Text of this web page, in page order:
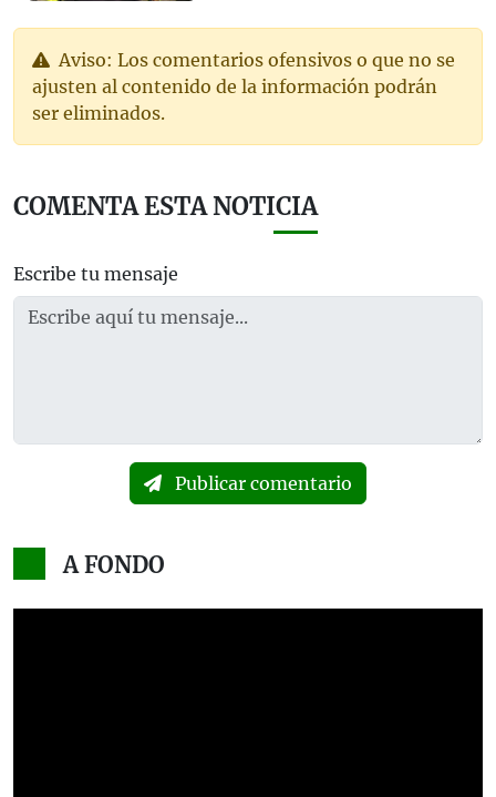
Aviso: Los comentarios ofensivos o que no se
ajusten al contenido de la información podrán
ser eliminados.
COMENTA ESTA NOTICIA
Escribe tu mensaje
Publicar comentario
A FONDO